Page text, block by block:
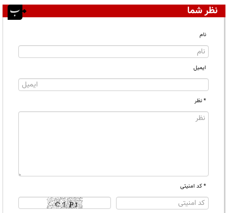
نظر شما
نام
ایمیل
* نظر
* کد امنیتی